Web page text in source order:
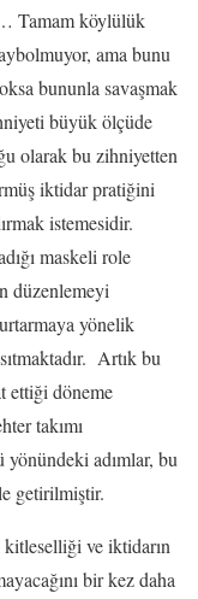
Tamam köylülük
ama bunu
bununla savaşmak
büyük ölçüde
olarak bu zihniyetten
iktidar pratiğini
istemesidir.
maskeli role
düzenlemeyi
yönelik
Artık bu
ettiği döneme
takımı
adımlar, bu
getirilmiştir.
ve iktidarın
bir kez daha